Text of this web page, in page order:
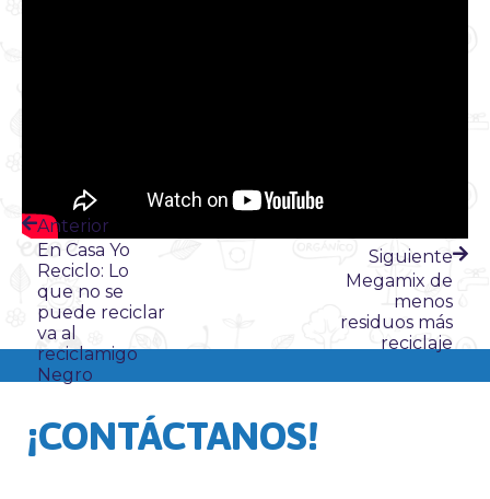
Anterior
En Casa Yo
Reciclo: Lo
que no se
puede reciclar
va al
reciclamigo
Negro
Siguiente
Megamix de
menos
residuos más
reciclaje
¡CONTÁCTANOS!